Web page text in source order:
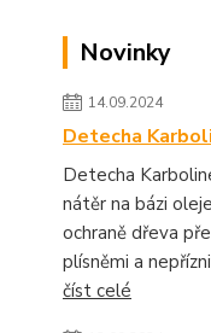
Novinky
14.09.2024
Detecha
Detecha
nátěr na bázi
ochraně dřeva
plísněmi a
číst celé